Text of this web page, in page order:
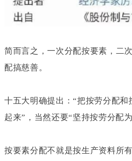
简而言之，一次分配按要素，二
配搞慈善。
十五大明确提出：“把按劳分配和
起来”，当然还要“坚持按劳分配为
按要素分配不就是按生产资料所